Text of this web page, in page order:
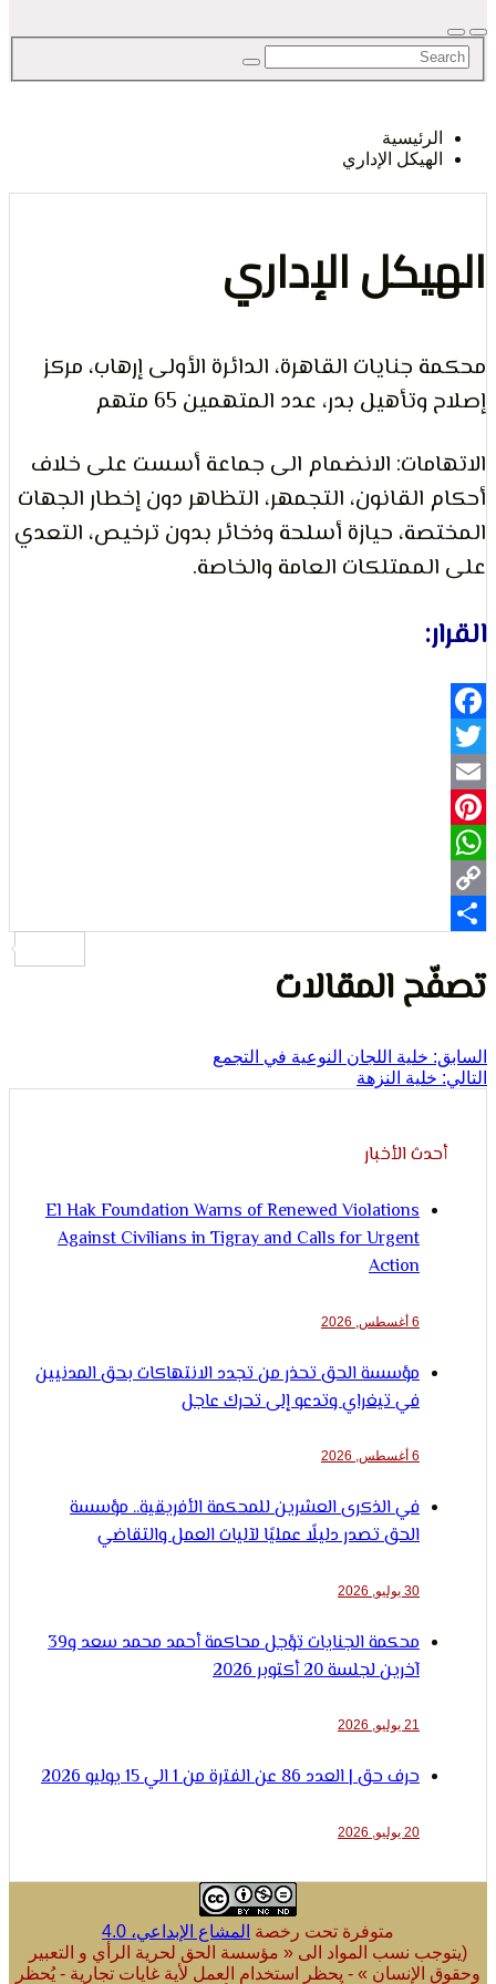
و
الإداري
الإداري
القاهرة، الدائرة الأولى إرهاب، مركز
بدر، عدد المتهمين 65 متهم
الانضمام الى جماعة أسست على خلاف
التجمهر، التظاهر دون إخطار الجهات
حيازة أسلحة وذخائر بدون ترخيص، التعدي
العامة والخاصة.
المقالات
خلية اللجان النوعية في التجمع
النزهة
الأخبار
El Hak Foundation Warns of Renewed Violations
Against Civilians in Tigray and Calls for Urgent
مؤسسة الحق تحذر من تجدد الانتهاكات بحق المدنيين
في تيغراي وتدعو إلى تحرك عاجل
في الذكرى العشرين للمحكمة الأفريقية.. مؤسسة
الحق تصدر دليلًا عمليًا لآليات العمل والتقاضي
محكمة الجنايات تؤجل محاكمة أحمد محمد سعد و39
آخرين لجلسة 20 أكتوبر 2026
حرف حق | العدد 86 عن الفترة من 1 الي 15 يوليو 2026
متوفرة تحت رخصةالمشاع الإبداعي، 4.0
نسب المواد الى « مؤسسة الحق لحرية الرأي و التعبير
» - يحظر استخدام العمل لأية غايات تجارية - يُحظر